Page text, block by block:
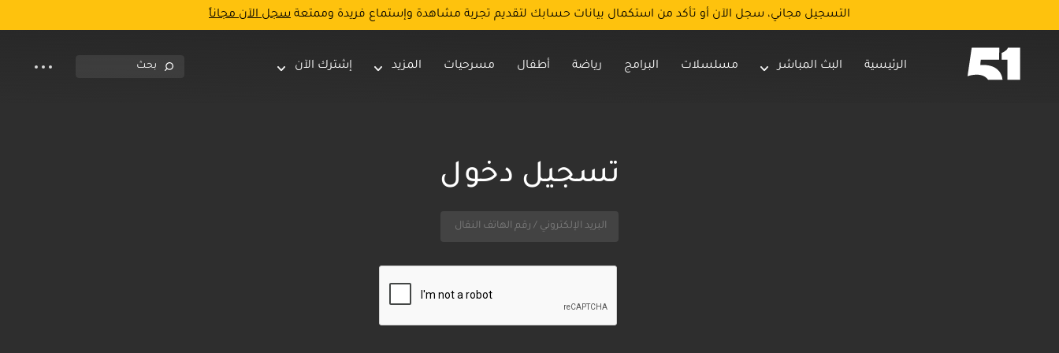
التسجيل مجاني، سجل الآن أو تأكد من استكمال بيانات حسابك لتقديم تجربة مشاهدة وإستماع فريدة وممتعة سجل الآن مجاناً
الرئيسية البث المباشر مسلسلات البرامج رياضة أطفال مسرحيات المزيد إشترك الآن
تسجيل دخول